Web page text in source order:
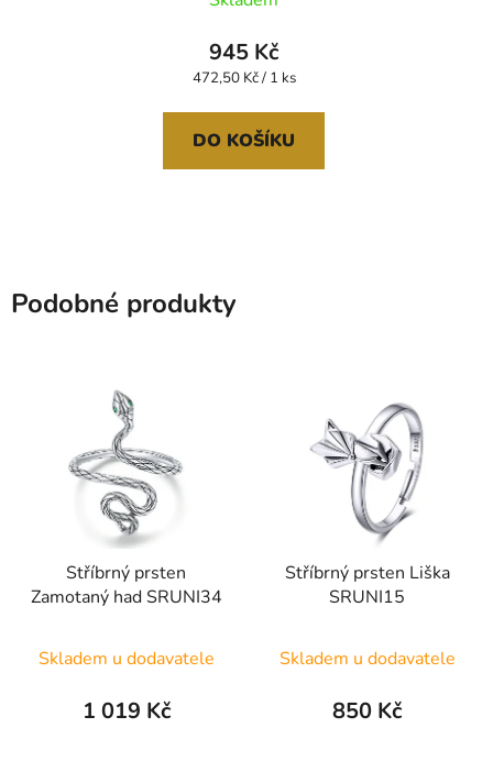
945 Kč
Měrná
472,50 Kč / 1 ks
DO KOŠÍKU
Podobné produkty
Stříbrný prsten
Zamotaný had SRUNI34
hodnocení
produktu
Skladem u dodavatele
1 019 Kč
Stříbrný prsten Liška
SRUNI15
Skladem u dodavatele
850 Kč